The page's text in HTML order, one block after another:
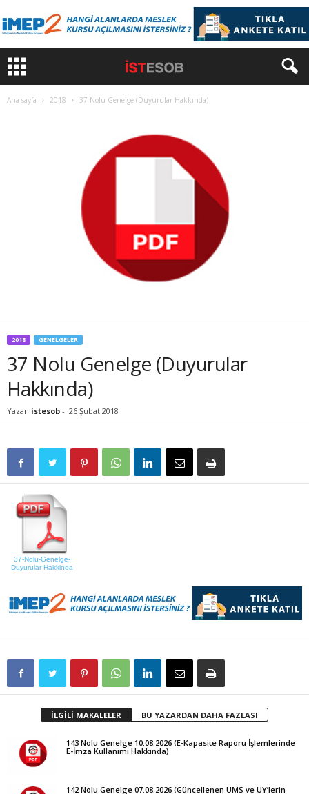
Ana sayfa 2018 37 Nolu Genelge (Duyurular Hakkında)
2018 GENELGELER
37 Nolu Genelge (Duyurular
Hakkında)
Yazan istesob - 26 Şubat 2018
37-Nolu-Genelge-
Duyurular-Hakkinda
İLGİLİ MAKALELER BU YAZARDAN DAHA FAZLASI
143 Nolu Genelge 10.08.2026 (E-Kapasite Raporu İşlemlerinde
E-İmza Kullanımı Hakkında)
142 Nolu Genelge 07.08.2026 (Güncellenen UMS ve UY’lerin